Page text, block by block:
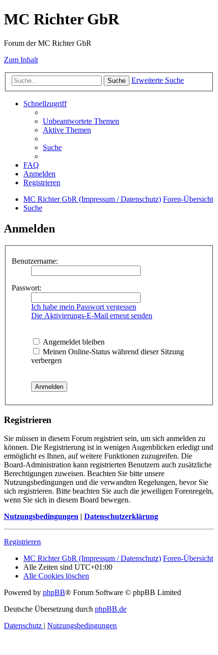
MC Richter GbR
Forum der MC Richter GbR
Zum Inhalt
Suche Erweiterte Suche
Schnellzugriff
Unbeantwortete Themen
Aktive Themen
Suche
FAQ
Anmelden
Registrieren
MC Richter GbR (Impressum / Datenschutz) Foren-Übersicht
Suche
Anmelden
Benutzername:
Passwort:
Ich habe mein Passwort vergessen
Die Aktivierungs-E-Mail erneut senden
Angemeldet bleiben
Meinen Online-Status während dieser Sitzung
verbergen
Registrieren
Sie müssen in diesem Forum registriert sein, um sich anmelden zu
können. Die Registrierung ist in wenigen Augenblicken erledigt und
ermöglicht es Ihnen, auf weitere Funktionen zuzugreifen. Die
Board-Administration kann registrierten Benutzern auch zusätzliche
Berechtigungen zuweisen. Beachten Sie bitte unsere
Nutzungsbedingungen und die verwandten Regelungen, bevor Sie
sich registrieren. Bitte beachten Sie auch die jeweiligen Forenregeln,
wenn Sie sich in diesem Board bewegen.
Nutzungsbedingungen | Datenschutzerklärung
Registrieren
MC Richter GbR (Impressum / Datenschutz) Foren-Übersicht
Alle Zeiten sind UTC+01:00
Alle Cookies löschen
Powered by phpBB® Forum Software © phpBB Limited
Deutsche Übersetzung durch phpBB.de
Datenschutz | Nutzungsbedingungen